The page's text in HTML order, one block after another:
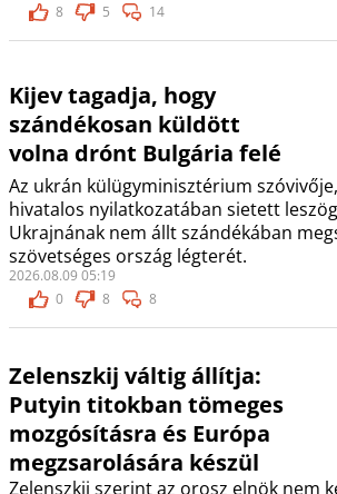
8
5 14
Kijev tagadja, hogy
szándékosan küldött
volna drónt Bulgária felé
Az ukrán külügyminisztérium
hivatalos nyilatkozatában sietett
Ukrajnának nem állt szándékában
szövetséges ország légterét.
2026.08.09 05:19
0
8 8
Zelenszkij váltig állítja:
Putyin titokban tömeges
mozgósításra és Európa
megzsarolására készül
Zelenszkij szerint az orosz elnök nem